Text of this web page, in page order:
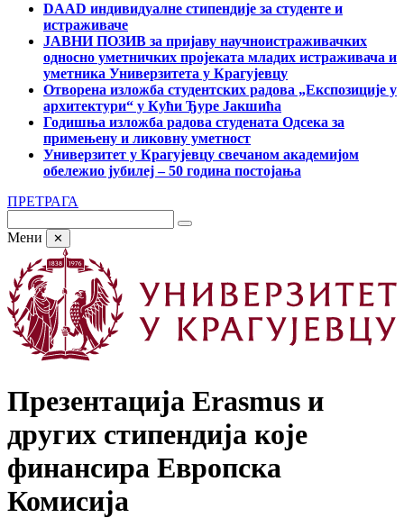
DAAD индивидуалне стипендије за студенте и
истраживаче
ЈАВНИ ПОЗИВ за пријаву научноистраживачких
односно уметничких пројеката младих истраживача и
уметника Универзитета у Крагујевцу
Отворена изложба студентских радова „Експозиције у
архитектури“ у Кући Ђуре Јакшића
Годишња изложба радова студената Одсека за
примењену и ликовну уметност
Универзитет у Крагујевцу свечаном академијом
обележио јубилеј – 50 година постојања
ПРЕТРАГА
Мени ✕
Презентација Erasmus и
других стипендија које
финансира Европска
Комисија